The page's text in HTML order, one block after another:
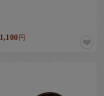
1,100円